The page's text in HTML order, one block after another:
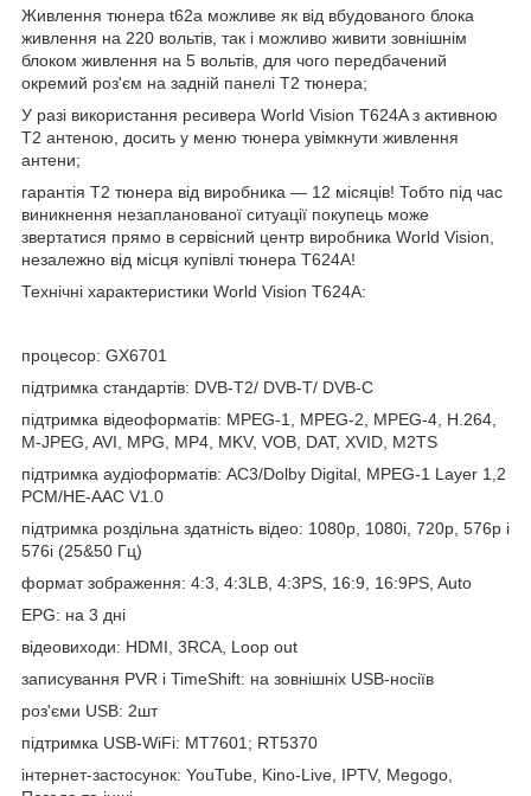
Живлення тюнера t62a можливе як від вбудованого блока
живлення на 220 вольтів, так і можливо живити зовнішнім
блоком живлення на 5 вольтів, для чого передбачений
окремий роз'єм на задній панелі Т2 тюнера;
У разі використання ресивера World Vision T624A з активною
Т2 антеною, досить у меню тюнера увімкнути живлення
антени;
гарантія Т2 тюнера від виробника — 12 місяців! Тобто під час
виникнення незапланованої ситуації покупець може
звертатися прямо в сервісний центр виробника World Vision,
незалежно від місця купівлі тюнера Т624А!
Технічні характеристики World Vision T624A:
процесор: GX6701
підтримка стандартів: DVB-T2/ DVB-T/ DVB-C
підтримка відеоформатів: MPEG-1, MPEG-2, MPEG-4, H.264,
M-JPEG, AVI, MPG, MP4, MKV, VOB, DAT, XVID, M2TS
підтримка аудіоформатів: АС3/Dolby Digital, MPEG-1 Layer 1,2
PCM/HE-AAC V1.0
підтримка роздільна здатність відео: 1080p, 1080i, 720p, 576p і
576i (25&50 Гц)
формат зображення: 4:3, 4:3LB, 4:3PS, 16:9, 16:9PS, Auto
EPG: на 3 дні
відеовиходи: HDMI, 3RCA, Loop out
записування PVR і TimeShift: на зовнішніх USB-носіїв
роз'єми USB: 2шт
підтримка USB-WiFi: MT7601; RT5370
інтернет-застосунок: YouTube, Kino-Live, IPTV, Megogo,